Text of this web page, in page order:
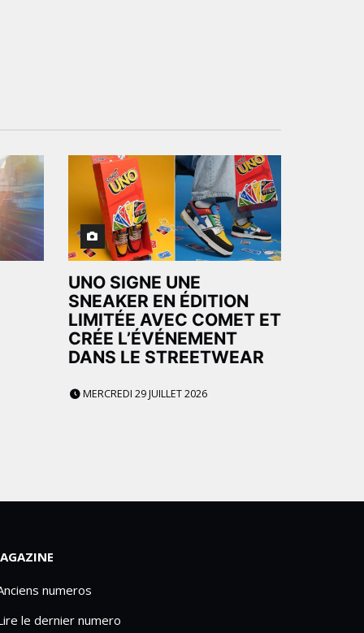
UNO SIGNE UNE
SNEAKER EN ÉDITION
LIMITÉE AVEC COMET ET
CRÉE L’ÉVÉNEMENT
DANS LE STREETWEAR
MERCREDI 29 JUILLET 2026
numeros
le dernier numero